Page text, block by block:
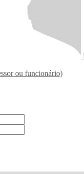
ou funcionário)